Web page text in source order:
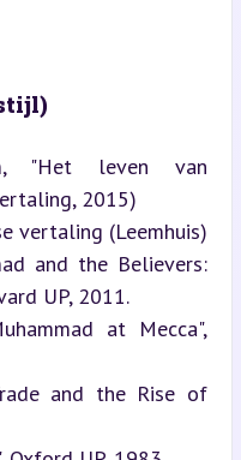
"Het leven van
2015)
vertaling (Leemhuis)
and the Believers:
UP, 2011.
at Mecca",
and the Rise of